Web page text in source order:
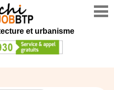
et urbanisme